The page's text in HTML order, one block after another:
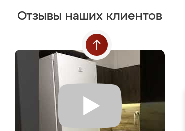
Отзывы наших клиентов